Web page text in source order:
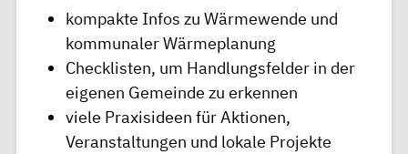
kompakte Infos zu Wärmewende und
kommunaler Wärmeplanung
Checklisten, um Handlungsfelder in der
eigenen Gemeinde zu erkennen
viele Praxisideen für Aktionen,
Veranstaltungen und lokale Projekte